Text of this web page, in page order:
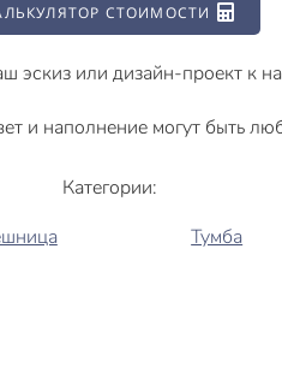
СТОИМОСТИ
эскиз или дизайн-проект к
и наполнение могут быть
Категории:
Тумба